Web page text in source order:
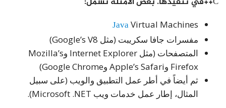
JavaVirtual Machines
مفسرات جافا سكريبت (مثل Google’s V8)
المتصفحات (مثل Internet Explorer وMozilla’s
Firefox وApple’s Safari وGoogle Chrome)
ثم أيضاً في أطر عمل التطبيق والويب (على سبيل
المثال، إطار عمل خدمات ويب Microsoft .NET).